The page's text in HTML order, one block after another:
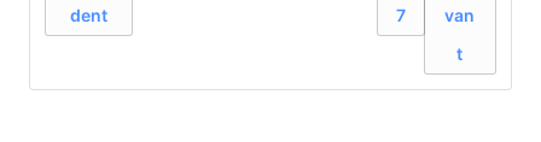
dent
7
van
t